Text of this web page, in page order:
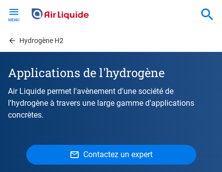
contentHydrogène H2
Applications de l'hydrogène
Air Liquide permet l'avènement d'une société de
l'hydrogène à travers une large gamme d'applications
concrètes.
Contactez un expert